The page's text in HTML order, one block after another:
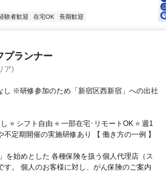
験者歓迎 在宅OK 長期歓迎
プランナー
ア)
※研修参加のため「新宿区西新宿」への出社
⭐ シフト自由 ⭐ 一部在宅･リモートOK ⭐ 週1
定期開催の実施研修あり 【 働き方の一例 】
を始めとした 各種保険を扱う個人代理店（ス
す。 個人のお客様に対し、がん保険のご案内